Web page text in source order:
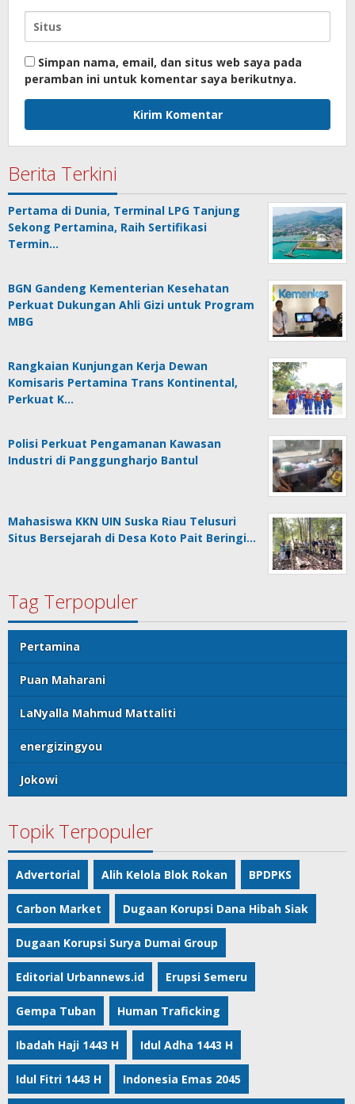
Simpan nama, email, dan situs web saya pada
peramban ini untuk komentar saya berikutnya.
Berita Terkini
Pertama di Dunia, Terminal LPG Tanjung
Sekong Pertamina, Raih Sertifikasi
Termin…
BGN Gandeng Kementerian Kesehatan
Perkuat Dukungan Ahli Gizi untuk Program
MBG
Rangkaian Kunjungan Kerja Dewan
Komisaris Pertamina Trans Kontinental,
Perkuat K…
Polisi Perkuat Pengamanan Kawasan
Industri di Panggungharjo Bantul
Mahasiswa KKN UIN Suska Riau Telusuri
Situs Bersejarah di Desa Koto Pait Beringi…
Tag Terpopuler
Pertamina
Puan Maharani
LaNyalla Mahmud Mattaliti
energizingyou
Jokowi
Topik Terpopuler
Advertorial Alih Kelola Blok Rokan BPDPKS
Carbon Market Dugaan Korupsi Dana Hibah Siak
Dugaan Korupsi Surya Dumai Group
Editorial Urbannews.id Erupsi Semeru
Gempa Tuban Human Traficking
Ibadah Haji 1443 H Idul Adha 1443 H
Idul Fitri 1443 H Indonesia Emas 2045